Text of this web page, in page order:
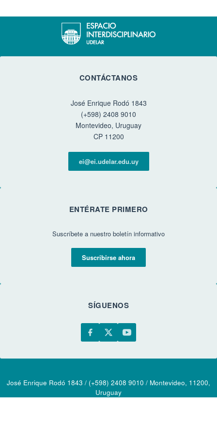
CONTÁCTANOS
José Enrique Rodó 1843
(+598) 2408 9010
Montevideo, Uruguay
CP 11200
ei@ei.udelar.edu.uy
ENTÉRATE PRIMERO
Suscríbete a nuestro boletín informativo
Suscribirse ahora
SÍGUENOS
José Enrique Rodó 1843 / (+598) 2408 9010 / Montevideo, 11200,
Uruguay